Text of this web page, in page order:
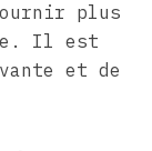
plus
Il est
et de